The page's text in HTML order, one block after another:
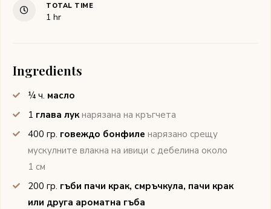
TOTAL TIME
1 hour
hr
Ingredients
¼ ч. масло
1 глава лук нарязана на кръгчета
400 гр. говеждо бонфиле нарязано срещу
мускулните влакна на ивици с дебелина около
1 см
200 гр. гъби пачи крак, смръчкула, пачи крак
или друга ароматна гъба